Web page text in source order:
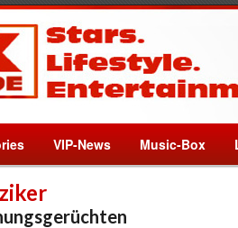
VIP-News Music-Box